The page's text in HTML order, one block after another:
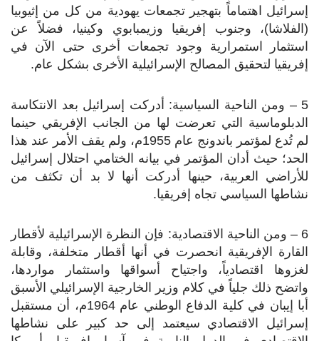
إسرائيل اهتماماً بتهجير تجمعات يهودية من كل من إثيوبيا
(الفلاشا)، وجنوب إفريقيا وزيمبابوي وكينيا، فضلاً عن
استثمار استمرارية وجود تجمعات أخرى حتى الآن في
إفريقيا لتحقيق المصالح الإسرائيلية الأخرى بشكل عام.
5 – ومن الناحية السياسية: أدركت إسرائيل بعد الانتكاسة
الدبلوماسية التي تعرضت لها من الجانب الإفريقي حينما
لم تُدع لمؤتمر باندونج عام 1955م، ولم يقف الأمر عند هذا
الحد؛ حيث أدان المؤتمر في بيانه الختامي احتلال إسرائيل
للأراضي العربية، حينها أدركت أنها لا بد أن تكثف من
نشاطها السياسي تجاه إفريقيا.
6 – ومن الناحية الاقتصادية: فإن النظرة الإسرائيلية لأقطار
القارة الإفريقية انحصرت في أنها أقطار متخلفة، وقابلة
لغزوها اقتصادياً، واجتياح أسواقها واستثمار مواردها،
واتضح ذلك جلياً في كلام وزير الخارجية الإسرائيلي الأسبق
أبا إيبان في كلية الدفاع الوطني عام 1964م، أن مستقبل
إسرائيل الاقتصادي سيعتمد إلى حد كبير على نشاطها